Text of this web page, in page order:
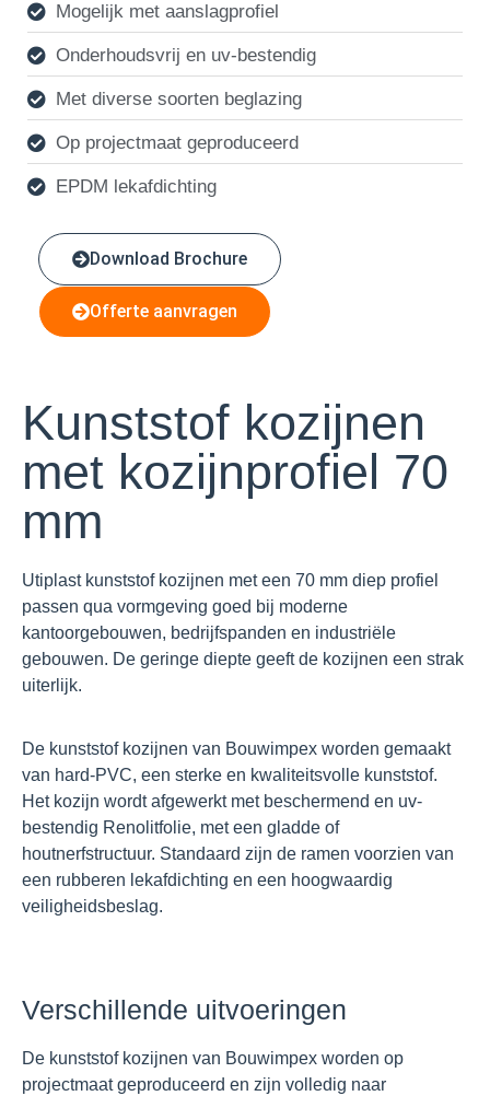
Mogelijk met aanslagprofiel
Onderhoudsvrij en uv-bestendig
Met diverse soorten beglazing
Op projectmaat geproduceerd
EPDM lekafdichting
Download Brochure
Offerte aanvragen
Kunststof kozijnen
met kozijnprofiel 70
mm
Utiplast kunststof kozijnen met een 70 mm diep profiel
passen qua vormgeving goed bij moderne
kantoorgebouwen, bedrijfspanden en industriële
gebouwen. De geringe diepte geeft de kozijnen een strak
uiterlijk.
De kunststof kozijnen van Bouwimpex worden gemaakt
van hard-PVC, een sterke en kwaliteitsvolle kunststof.
Het kozijn wordt afgewerkt met beschermend en uv-
bestendig Renolitfolie, met een gladde of
houtnerfstructuur. Standaard zijn de ramen voorzien van
een rubberen lekafdichting en een hoogwaardig
veiligheidsbeslag.
Verschillende uitvoeringen
De kunststof kozijnen van Bouwimpex worden op
projectmaat geproduceerd en zijn volledig naar